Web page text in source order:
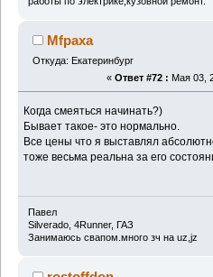
Mfpaxa
Откуда: Екатеринбург
« Ответ #72 : Мая 03,
Когда смеяться начинать?)
Бывает такое- это нормально.
Все цены что я выставлял
тоже весьма реальна за его
Павел
Silverado, 4Runner, ГАЗ
Занимаюсь свапом.много зч на uz,jz